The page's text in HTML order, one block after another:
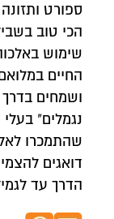
ספורט
הכי טוב
שימוש
החיים
ושמחים בדרך
נגמלים" בעלי
שהתמכרו
דואגים
הדרך עד